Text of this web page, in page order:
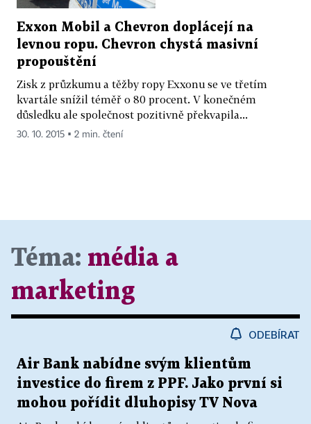
Exxon Mobil a Chevron doplácejí na
levnou ropu. Chevron chystá masivní
propouštění
Zisk z průzkumu a těžby ropy Exxonu se ve třetím
kvartále snížil téměř o 80 procent. V konečném
důsledku ale společnost pozitivně překvapila...
30. 10. 2015 ▪ 2 min. čtení
Téma: média a
marketing
ODEBÍRAT
Air Bank nabídne svým klientům
investice do firem z PPF. Jako první si
mohou pořídit dluhopisy TV Nova